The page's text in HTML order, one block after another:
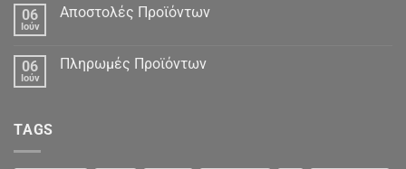
06
Ιούν
Αποστολές Προϊόντων
06
Ιούν
Πληρωμές Προϊόντων
TAGS